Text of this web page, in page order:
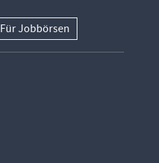
Für Jobbörsen